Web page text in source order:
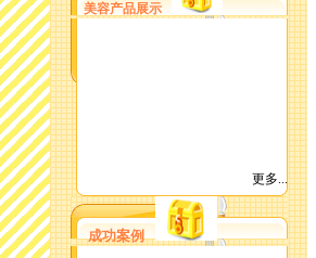
美容产品展示
更多...
成功案例